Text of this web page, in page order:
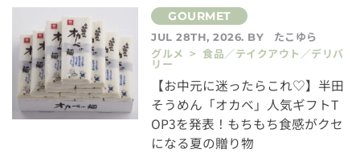
JUL 28TH, 2026. BY
たこゆら
グルメ > 食品／テイクアウト／デリバ
リー
【お中元に迷ったらこれ♡】半田
そうめん「オカベ」人気ギフトT
OP3を発表！もちもち食感がクセ
になる夏の贈り物